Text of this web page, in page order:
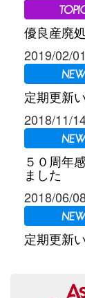
優良産廃
2019/02/01
定期更新
2018/11/
５０周年
ました
2018/06/
定期更新